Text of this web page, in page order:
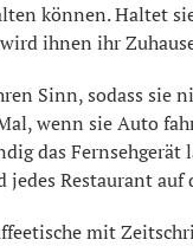
können. Haltet
ihnen ihr
Sinn, sodass sie
wenn sie Auto
das
jedes Restaurant
mit